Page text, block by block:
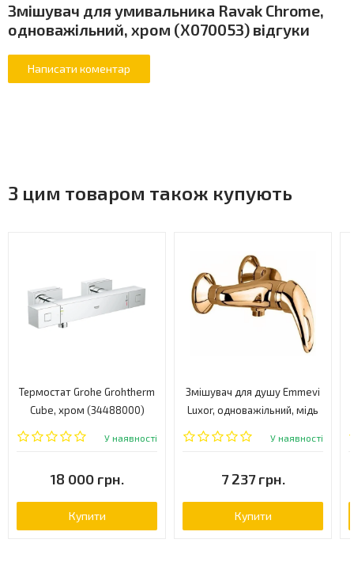
Змішувач для умивальника Ravak Chrome,
одноважільний, хром (X070053) відгуки
З цим товаром також купують
Термостат Grohe Grohtherm
Cube, хром (34488000)
У наявності
18 000 грн.
Купити
Змішувач для душу Emmevi
Luxor, одноважільний, мідь
(RA7002RB)
У наявності
7 237 грн.
Купити